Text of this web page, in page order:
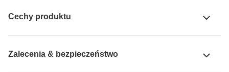
Cechy produktu
Zalecenia & bezpieczeństwo